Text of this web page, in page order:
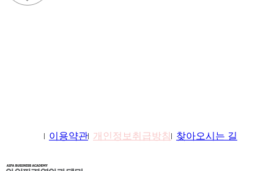
이용약관 개인정보취급방침 찾아오시는 길